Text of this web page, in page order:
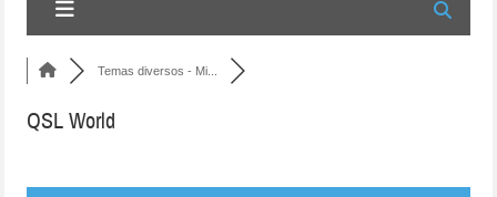
Temas diversos - Mi...
QSL World